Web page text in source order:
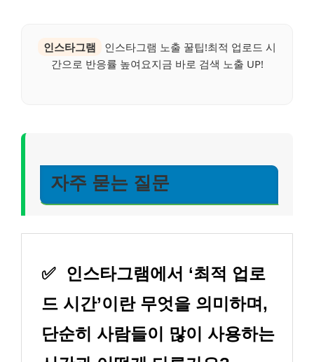
인스타그램
인스타그램 노출 꿀팁!최적 업로드 시
간으로 반응률 높여요지금 바로 검색 노출 UP!
자주 묻는 질문
✅
인스타그램에서 ‘최적 업로
드 시간’이란 무엇을 의미하며,
단순히 사람들이 많이 사용하는